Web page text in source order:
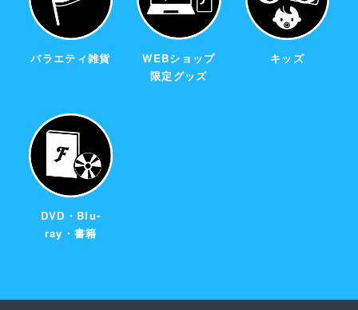
バラエティ雑貨
WEBショップ
限定グッズ
キッズ
DVD・Blu-
ray・書籍